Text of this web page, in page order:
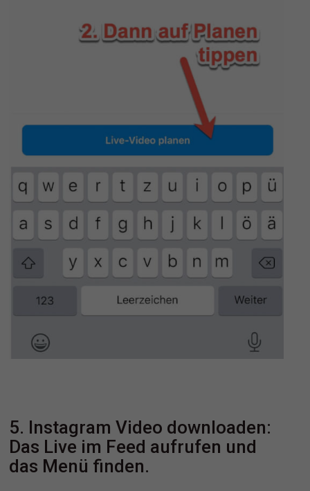
5. Instagram Video downloaden:
Das Live im Feed aufrufen und
das Menü finden.